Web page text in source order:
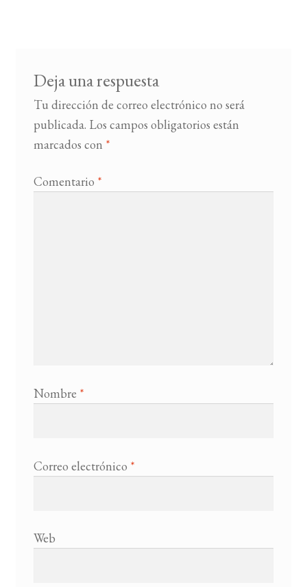
Deja una respuesta
Tu dirección de correo electrónico no será
publicada. Los campos obligatorios están
marcados con *
Comentario *
Nombre *
Correo electrónico *
Web